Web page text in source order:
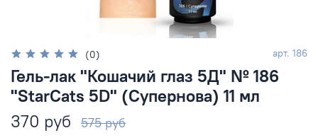
(0) арт. 186
Гель-лак "Кошачий глаз 5Д" № 186
"StarCats 5D" (Супернова) 11 мл
370 руб
575 руб